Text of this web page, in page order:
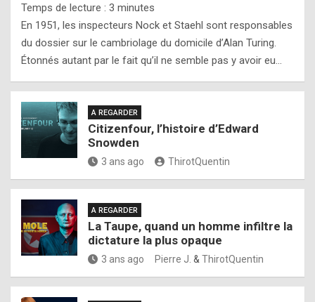
Temps de lecture : 3 minutes
En 1951, les inspecteurs Nock et Staehl sont responsables
du dossier sur le cambriolage du domicile d’Alan Turing.
Étonnés autant par le fait qu’il ne semble pas y avoir eu…
A REGARDER
Citizenfour, l’histoire d’Edward
Snowden
3 ans ago ThirotQuentin
A REGARDER
La Taupe, quand un homme infiltre la
dictature la plus opaque
3 ans ago Pierre J. & ThirotQuentin